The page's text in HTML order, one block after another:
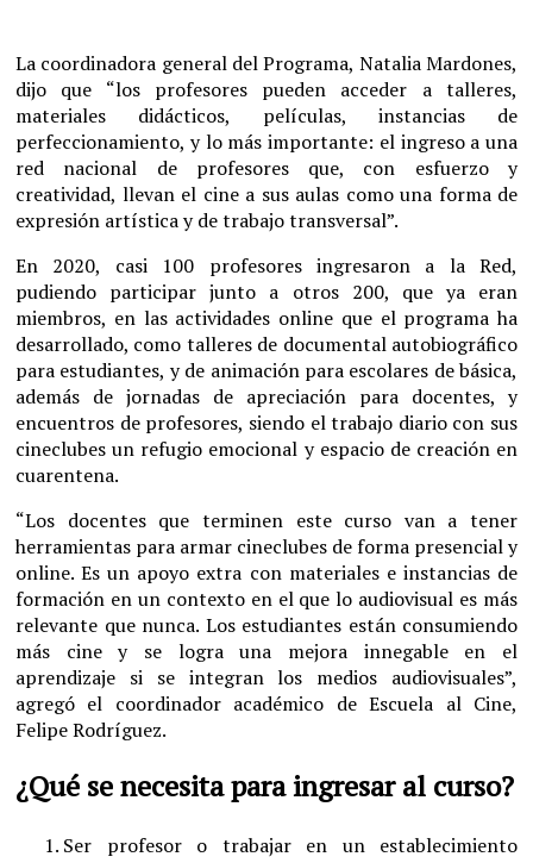
La coordinadora general del Programa, Natalia Mardones,
dijo que “los profesores pueden acceder a talleres,
materiales didácticos, películas, instancias de
perfeccionamiento, y lo más importante: el ingreso a una
red nacional de profesores que, con esfuerzo y
creatividad, llevan el cine a sus aulas como una forma de
expresión artística y de trabajo transversal”.
En 2020, casi 100 profesores ingresaron a la Red,
pudiendo participar junto a otros 200, que ya eran
miembros, en las actividades online que el programa ha
desarrollado, como talleres de documental autobiográfico
para estudiantes, y de animación para escolares de básica,
además de jornadas de apreciación para docentes, y
encuentros de profesores, siendo el trabajo diario con sus
cineclubes un refugio emocional y espacio de creación en
cuarentena.
“Los docentes que terminen este curso van a tener
herramientas para armar cineclubes de forma presencial y
online. Es un apoyo extra con materiales e instancias de
formación en un contexto en el que lo audiovisual es más
relevante que nunca. Los estudiantes están consumiendo
más cine y se logra una mejora innegable en el
aprendizaje si se integran los medios audiovisuales”,
agregó el coordinador académico de Escuela al Cine,
Felipe Rodríguez.
¿Qué se necesita para ingresar al curso?
Ser profesor o trabajar en un establecimiento